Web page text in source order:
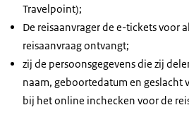
Travelpoint);
De reisaanvrager de e-tickets voor
reisaanvraag ontvangt;
zij de persoonsgegevens die zij
naam, geboortedatum en geslacht
bij het online inchecken voor de